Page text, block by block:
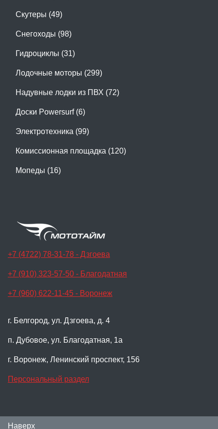
Скутеры (49)
Снегоходы (98)
Гидроциклы (31)
Лодочные моторы (299)
Надувные лодки из ПВХ (72)
Доски Powersurf (6)
Электротехника (99)
Комиссионная площадка (120)
Мопеды (16)
+7 (4722) 78-31-78 - Дзгоева
+7 (910) 323-57-50 - Благодатная
+7 (960) 622-11-45 - Воронеж
г. Белгород, ул. Дзгоева, д. 4
п. Дубовое, ул. Благодатная, 1а
г. Воронеж, Ленинский проспект, 156
Персональный раздел
Наверх